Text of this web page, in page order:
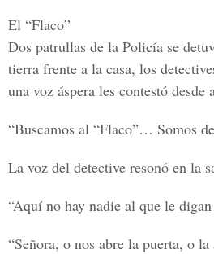
El “Flaco”
Dos patrullas de la Policía se
tierra frente a la casa, los
una voz áspera les contestó desde
“Buscamos al “Flaco”… Somos
La voz del detective resonó en la
“Aquí no hay nadie al que le
“Señora, o nos abre la puerta, o